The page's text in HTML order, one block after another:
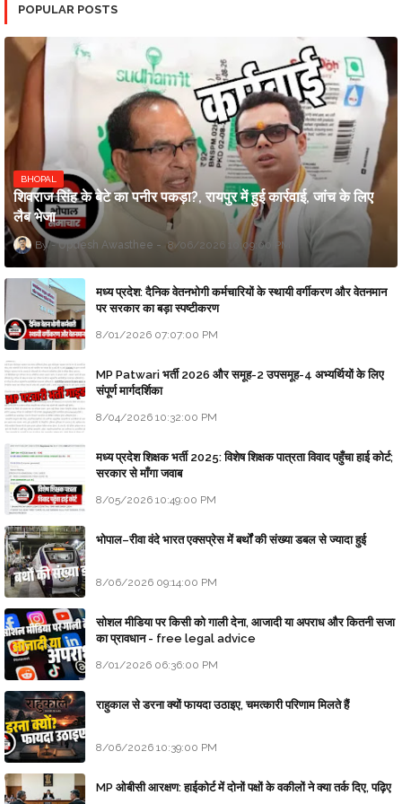
POPULAR POSTS
BHOPAL
शिवराज सिंह के बेटे का पनीर पकड़ा?, रायपुर में हुई कार्रवाई, जांच के लिए
लैब भेजा
Updesh Awasthee 8/06/2026 10:09:00 PM
मध्य प्रदेश: दैनिक वेतनभोगी कर्मचारियों के स्थायी वर्गीकरण और वेतनमान
पर सरकार का बड़ा स्पष्टीकरण
8/01/2026 07:07:00 PM
MP Patwari भर्ती 2026 और समूह-2 उपसमूह-4 अभ्यर्थियों के लिए
संपूर्ण मार्गदर्शिका
8/04/2026 10:32:00 PM
मध्य प्रदेश शिक्षक भर्ती 2025: विशेष शिक्षक पात्रता विवाद पहुँचा हाई कोर्ट;
सरकार से माँगा जवाब
8/05/2026 10:49:00 PM
भोपाल–रीवा वंदे भारत एक्सप्रेस में बर्थों की संख्या डबल से ज्यादा हुई
8/06/2026 09:14:00 PM
सोशल मीडिया पर किसी को गाली देना, आजादी या अपराध और कितनी सजा
का प्रावधान - free legal advice
8/01/2026 06:36:00 PM
राहुकाल से डरना क्यों फायदा उठाइए, चमत्कारी परिणाम मिलते हैं
8/06/2026 10:39:00 PM
MP ओबीसी आरक्षण: हाईकोर्ट में दोनों पक्षों के वकीलों ने क्या तर्क दिए, पढ़िए